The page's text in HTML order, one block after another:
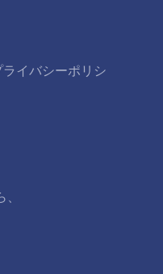
ライバシーポリシ